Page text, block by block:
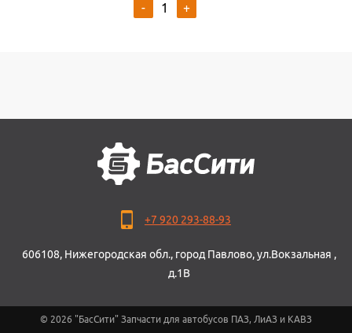
- +
+7 920 293-88-93
606108, Нижегородская обл., город Павлово, ул.Вокзальная ,
д.1В
© 2026 "БасСити" Запчасти для автобусов ПАЗ, ЛиАЗ и КАВЗ